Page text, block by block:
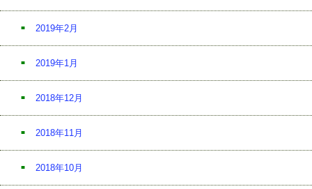
2019年2月
2019年1月
2018年12月
2018年11月
2018年10月